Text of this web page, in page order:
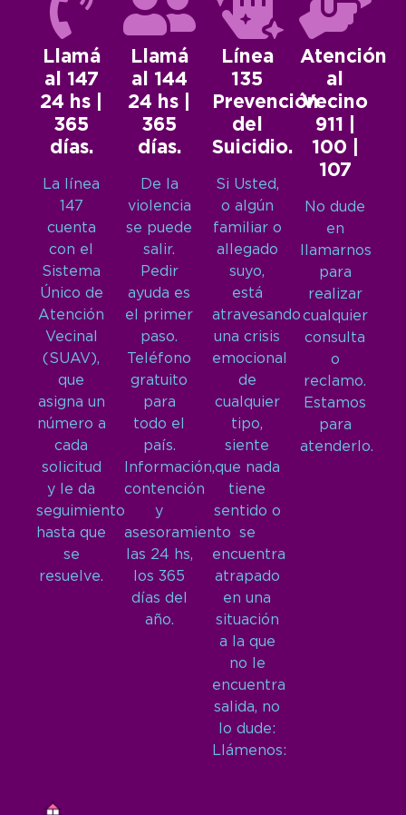
Llamá
al 147
24 hs |
365
días.
La línea
147
cuenta
con el
Sistema
Único de
Atención
Vecinal
(SUAV),
que
asigna un
número a
cada
solicitud
y le da
seguimiento
hasta que
se
resuelve.
Llamá
al 144
24 hs |
365
días.
De la
violencia
se puede
salir.
Pedir
ayuda es
el primer
paso.
Teléfono
gratuito
para
todo el
país.
Información,
contención
y
asesoramiento
las 24 hs,
los 365
días del
año.
Línea
135
Prevención
del
Suicidio.
Si Usted,
o algún
familiar o
allegado
suyo,
está
atravesando
una crisis
emocional
de
cualquier
tipo,
siente
que nada
tiene
sentido o
se
encuentra
atrapado
en una
situación
a la que
no le
encuentra
salida, no
lo dude:
Llámenos:
Atención
al
Vecino
911 |
100 |
107
No dude
en
llamarnos
para
realizar
cualquier
consulta
o
reclamo.
Estamos
para
atenderlo.